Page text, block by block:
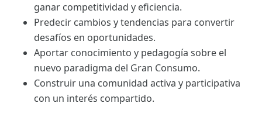
ganar competitividad y eficiencia.
Predecir cambios y tendencias para convertir
desafíos en oportunidades.
Aportar conocimiento y pedagogía sobre el
nuevo paradigma del Gran Consumo.
Construir una comunidad activa y participativa
con un interés compartido.